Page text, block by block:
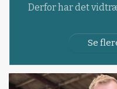
Derfor har det
Se